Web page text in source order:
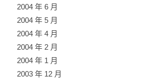
2004 年 6 月
2004 年 5 月
2004 年 4 月
2004 年 2 月
2004 年 1 月
2003 年 12 月